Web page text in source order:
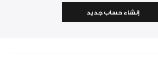
إنشاء حساب جديد